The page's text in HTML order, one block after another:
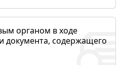
органом в ходе
документа, содержащего